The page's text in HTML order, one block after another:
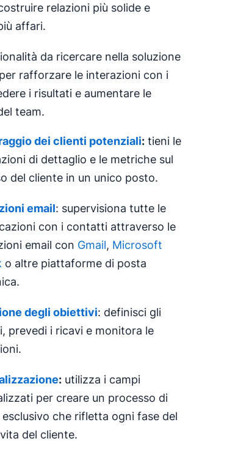
relazioni più solide e
affari.
da ricercare nella soluzione
rafforzare le interazioni con i
i risultati e aumentare le
team.
dei clienti potenziali: tieni le
di dettaglio e le metriche sul
del cliente in un unico posto.
email: supervisiona tutte le
con i contatti attraverso le
email con Gmail, Microsoft
o altre piattaforme di posta
degli obiettivi: definisci gli
prevedi i ricavi e monitora le
: utilizza i campi
per creare un processo di
che rifletta ogni fase del
del cliente.